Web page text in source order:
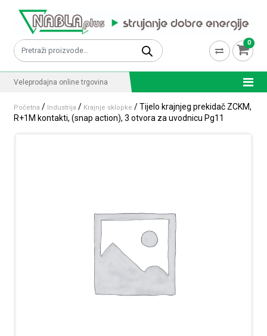
Pretraži: 0
Veleprodajna online trgovina
Početna / Industrija / Krajnje sklopke / Tijelo krajnjeg prekidač ZCKM,
R+1M kontakti, (snap action), 3 otvora za uvodnicu Pg11